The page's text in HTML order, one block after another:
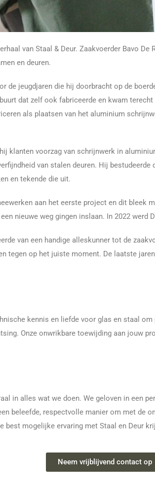
van Staal & Deur. Zaakvoerder Bavo
en deuren.
de jeugdjaren die hij doorbracht op de
dat zelf ook fabriceerde en kwam
als plaatsen van het aluminium
klanten voorzag van schrijnwerk in
van stalen deuren. Hij
en tekende die uit.
aan het eerste project en dit bleek
nieuwe weg gingen inslaan. In 2022
van een handige alleskunner tot de
tegen op het juiste moment. De laatste
kennis en liefde voor glas en staal
Onze onwrikbare toewijding aan jouw
in alles wat we doen. We geloven in een
beleefde, respectvolle manier om met de
best mogelijke ervaring met Staal en Deur
Neem vrijblijvend contact op